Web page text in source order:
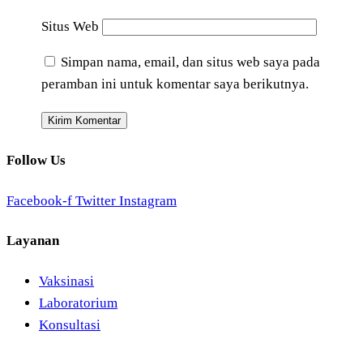
Situs Web
Simpan nama, email, dan situs web saya pada
peramban ini untuk komentar saya berikutnya.
Follow Us
Facebook-f Twitter Instagram
Layanan
Vaksinasi
Laboratorium
Konsultasi